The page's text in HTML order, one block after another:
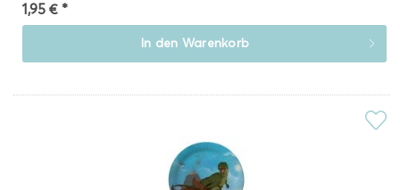
1,95 € *
In den Warenkorb